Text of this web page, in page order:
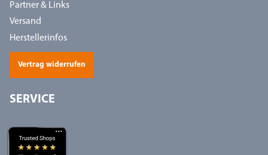
Partner & Links
Versand
Herstellerinfos
Vertrag widerrufen
SERVICE